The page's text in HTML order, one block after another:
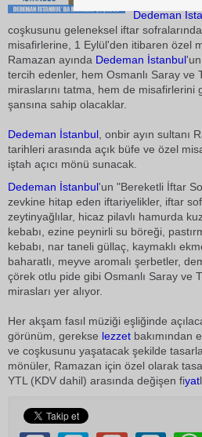
Dedeman
coşkusunu geleneksel iftar
misafirlerine, 1 Eylül'den itibaren özel
Ramazan ayında Dedeman İstanbul
tercih edenler, hem Osmanlı Saray ve
miraslarını tatma, hem de misafirlerini
şansına sahip olacaklar.
Dedeman İstanbul , onbir ayın sultanı
tarihleri arasında açık büfe ve özel
iştah açıcı mönü sunacak.
Dedeman İstanbul'un "Bereketli İftar
zevkine hitap eden iftariyelikler, iftar
zeytinyağlılar, hicaz pilavlı hamurda
kebabı, ezine peynirli su böreği,
kebabı, nar taneli güllaç, kaymaklı
baharatlı, meyve aromalı şerbetler,
çörek otlu pide gibi Osmanlı Saray ve
mirasları yer alıyor.
Her akşam fasıl müziği eşliğinde
görünüm, gerekse lezzet bakımından
ve coşkusunu yaşatacak şekilde
mönüler, Ramazan için özel olarak
YTL (KDV dahil) arasında değişen fiyat